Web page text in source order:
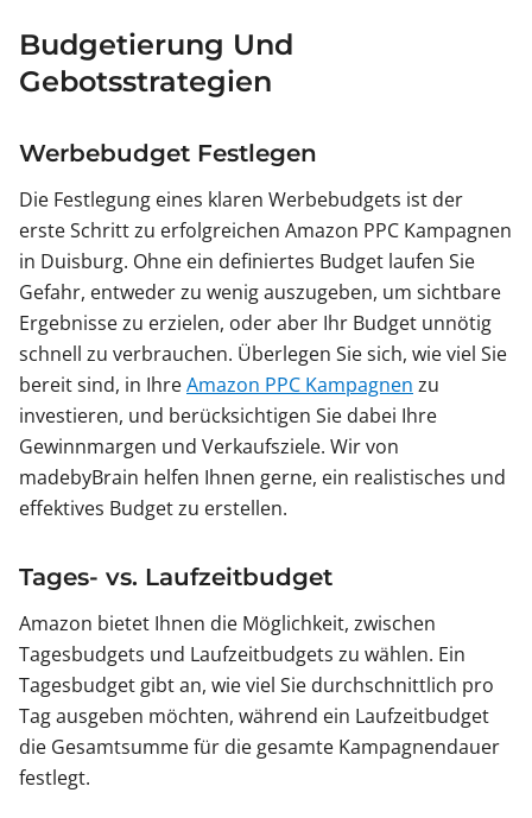
Budgetierung Und
Gebotsstrategien
Werbebudget Festlegen
Die Festlegung eines klaren Werbebudgets ist der
erste Schritt zu erfolgreichen Amazon PPC Kampagnen
in Duisburg. Ohne ein definiertes Budget laufen Sie
Gefahr, entweder zu wenig auszugeben, um sichtbare
Ergebnisse zu erzielen, oder aber Ihr Budget unnötig
schnell zu verbrauchen. Überlegen Sie sich, wie viel Sie
bereit sind, in IhreAmazon PPC Kampagnen zu
investieren, und berücksichtigen Sie dabei Ihre
Gewinnmargen und Verkaufsziele. Wir von
madebyBrain helfen Ihnen gerne, ein realistisches und
effektives Budget zu erstellen.
Tages- vs. Laufzeitbudget
Amazon bietet Ihnen die Möglichkeit, zwischen
Tagesbudgets und Laufzeitbudgets zu wählen. Ein
Tagesbudget gibt an, wie viel Sie durchschnittlich pro
Tag ausgeben möchten, während ein Laufzeitbudget
die Gesamtsumme für die gesamte Kampagnendauer
festlegt.